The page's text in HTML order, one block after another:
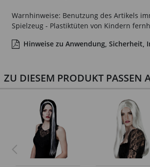
Warnhinweise: Benutzung des Artikels
Spielzeug - Plastiktüten von Kindern
Hinweise zu Anwendung,
ZU DIESEM PRODUKT PASSEN